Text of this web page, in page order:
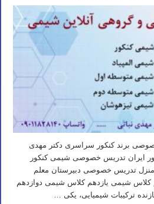
برند کنکور سراسری دکتر مهدی
ایران تدریس خصوصی شیمی کنکور
تدریس خصوصی دبیرستان معلم
شیمی یازدهم کلاس شیمی دوازدهم
ترکیبات شیمیایی، یکی …